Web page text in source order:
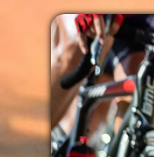
Passer
au
contenu